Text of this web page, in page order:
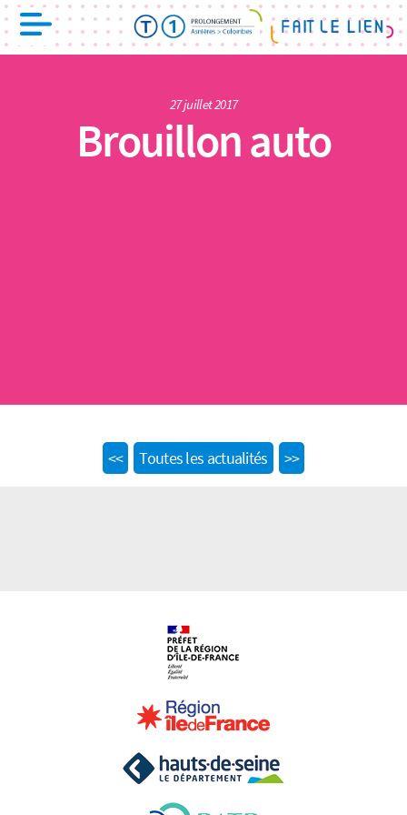
27 juillet 2017
Brouillon auto
<<Previous
Toutes les actualités >>Next